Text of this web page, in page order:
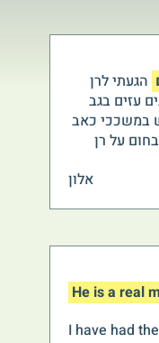
הגעתי לרן
עזים בגב
במשככי כאב
על רן
אלון
He is a real
I have had